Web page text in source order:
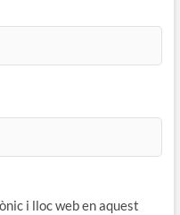
i lloc web en aquest